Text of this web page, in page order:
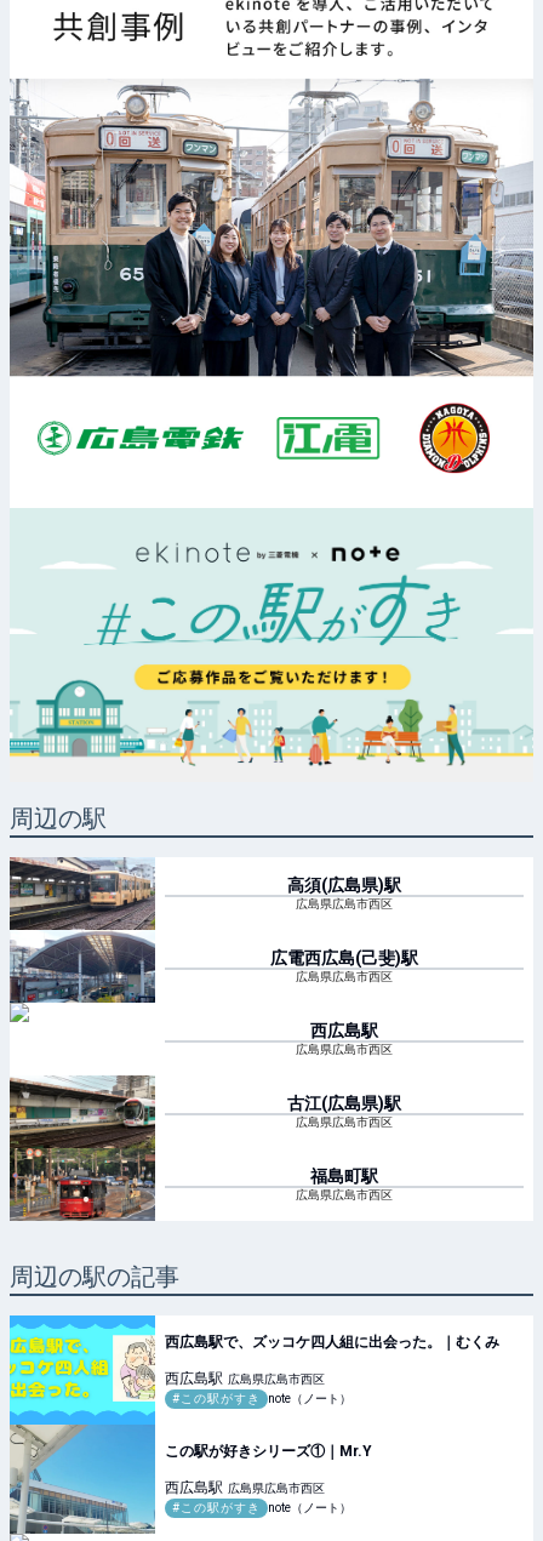
周辺の駅
高須(広島県)駅
広島県広島市西区
広電西広島(己斐)駅
広島県広島市西区
西広島駅
広島県広島市西区
古江(広島県)駅
広島県広島市西区
福島町駅
広島県広島市西区
周辺の駅の記事
西広島駅で、ズッコケ四人組に出会った。｜むくみ
西広島駅 広島県広島市西区
#この駅がすき
note（ノート）
この駅が好きシリーズ①｜Mr.Y
西広島駅 広島県広島市西区
#この駅がすき
note（ノート）